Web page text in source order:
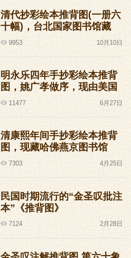
清代抄彩绘本推背图(一册六
十幅)，台北国家图书馆藏
9953 10月10日
明永乐四年手抄彩绘本推背
图，姚广孝做序，现由美国
洛杉矶J.G.Stanoff收藏
11477 6月27日
清康熙年间手抄彩绘本推背
图，现藏哈佛燕京图书馆
7303 4月25日
民国时期流行的“金圣叹批注
本”《推背图》
7124 2月28日